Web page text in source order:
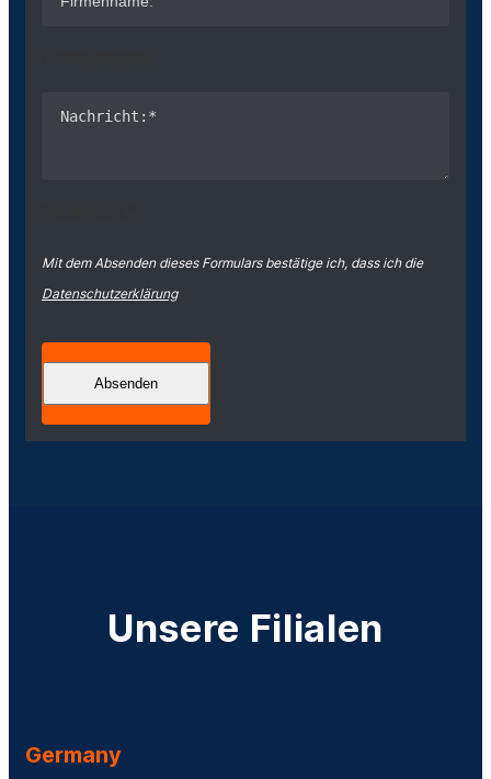
Mit dem Absenden dieses Formulars bestätige ich, dass ich die
Datenschutzerklärung
Unsere Filialen
Germany